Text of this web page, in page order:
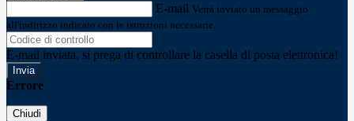
E-mail Verrà inviato un messaggio
all'indirizzo indicato con le istruzioni necessarie.
E-mail inviata, si prega di controllare la casella di posta elettronica!
Errore
Chiudi